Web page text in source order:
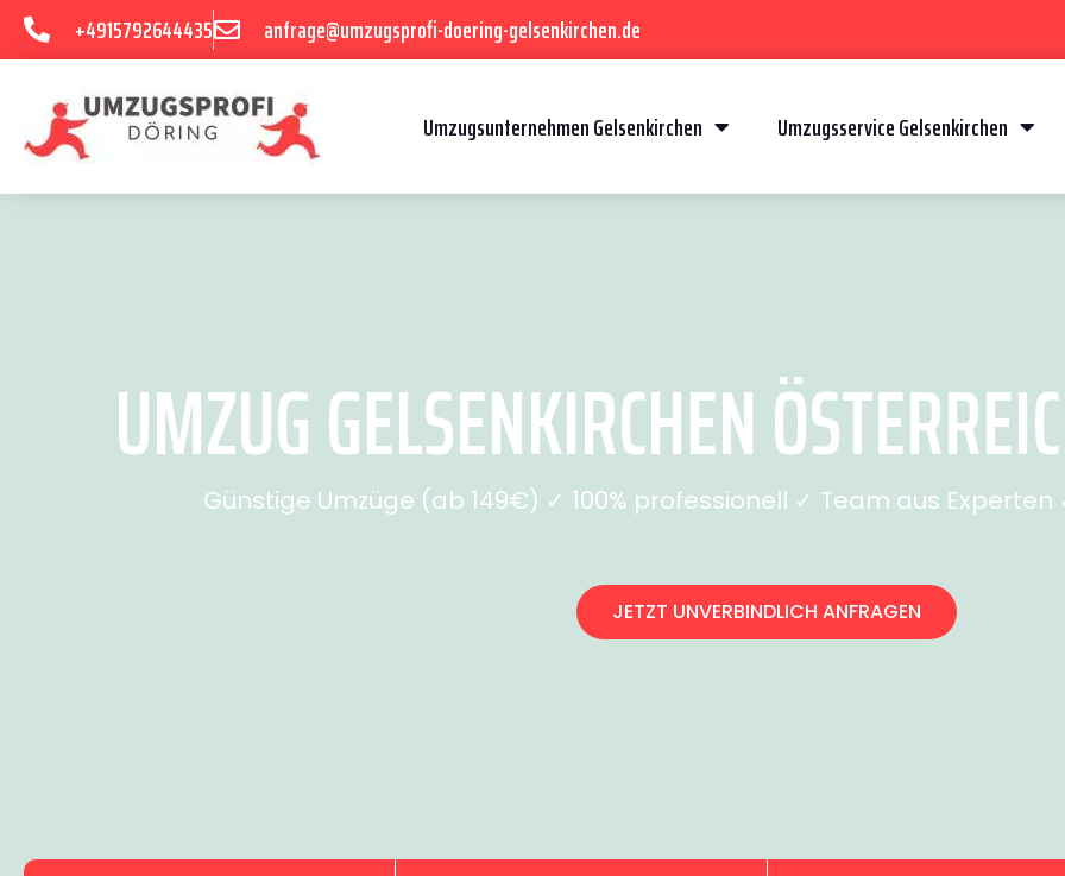
+4915792644435 anfrage@umzugsprofi-doering-gelsenkirchen.de
Umzugsunternehmen Gelsenkirchen Umzugsservice Gelsenkirchen
UMZUG GELSENKIRCHEN
Günstige Umzüge (ab 149€) ✓ 100% professionell ✓ Team aus
JETZT UNVERBINDLICH ANFRAGEN